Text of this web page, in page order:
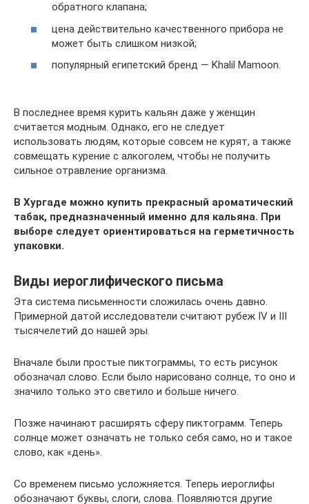
обратного клапана;
цена действительно качественного прибора не
может быть слишком низкой;
популярный египетский бренд — Khalil Mamoon.
В последнее время курить кальян даже у женщин
считается модным. Однако, его не следует
использовать людям, которые совсем не курят, а также
совмещать курение с алкоголем, чтобы не получить
сильное отравление организма.
В Хургаде можно купить прекрасный ароматический
табак, предназначенный именно для кальяна. При
выборе следует ориентироваться на герметичность
упаковки.
Виды иероглифического письма
Эта система письменности сложилась очень давно.
Примерной датой исследователи считают рубеж IV и III
тысячелетий до нашей эры.
Вначале были простые пиктограммы, то есть рисунок
обозначал слово. Если было нарисовано солнце, то оно и
значило только это светило и больше ничего.
Позже начинают расширять сферу пиктограмм. Теперь
солнце может означать не только себя само, но и такое
слово, как «день».
Со временем письмо усложняется. Теперь иероглифы
обозначают буквы, слоги, слова. Появляются другие